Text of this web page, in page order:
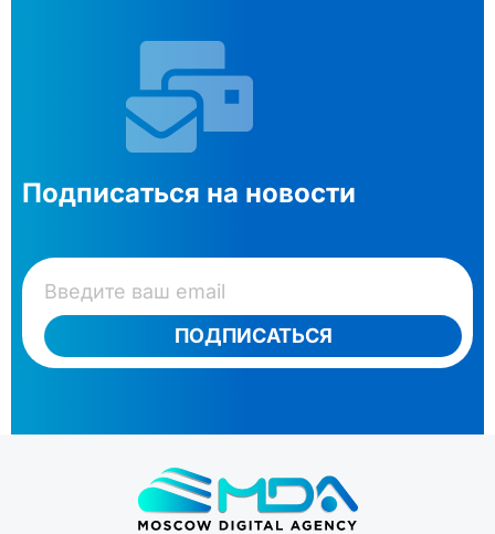
Подписаться на новости
ПОДПИСАТЬСЯ